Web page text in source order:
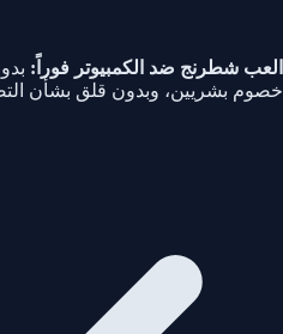
العب شطرنج ضد الكمبيوتر فوراً:
خصوم بشريين، وبدون قلق بشأن